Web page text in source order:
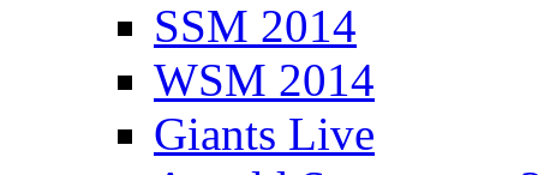
SSM 2014
WSM 2014
Giants Live